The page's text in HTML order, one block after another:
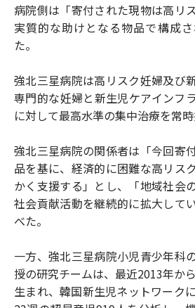
病院側は「寄付された現物は高リ
実質的な助けとなる物品で構成
た。
強北三星病院は高リスク妊婦及び
専門的な妊婦と新生児ケアインフ
に対して最高水準の集中治療を常時
強北三星病院の関係者は「今回寄
品を基に、経済的に困難な高リス
かく支援する」とし、「地域社会
社会貢献活動を継続的に拡大して
べた。
一方、強北三星病院小児青少年科
授の研究チームは、最近2013年か
生まれ、韓国新生児ネットワーク